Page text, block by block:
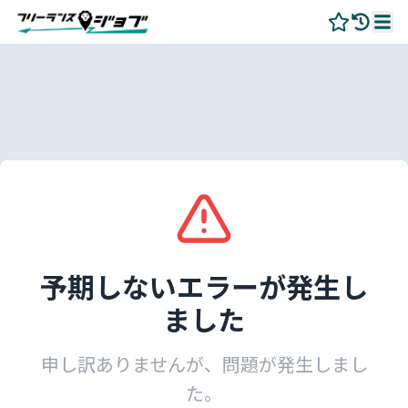
予期しないエラーが発生し
ました
申し訳ありませんが、問題が発生しまし
た。